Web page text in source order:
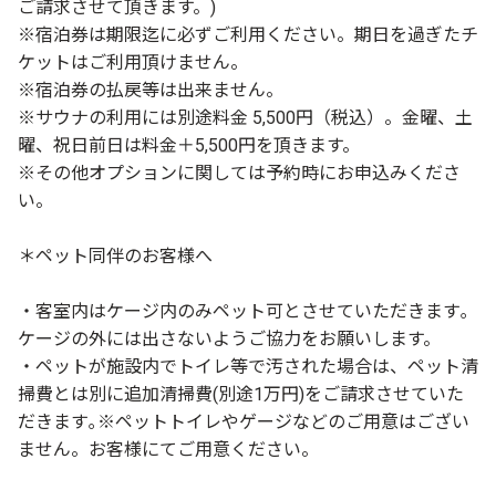
ご請求させて頂きます。)
※宿泊券は期限迄に必ずご利用ください。期日を過ぎたチ
ケットはご利用頂けません。
※宿泊券の払戻等は出来ません。
※サウナの利用には別途料金 5,500円（税込）。金曜、土
曜、祝日前日は料金＋5,500円を頂きます。
※その他オプションに関しては予約時にお申込みくださ
い。
＊ペット同伴のお客様へ
・客室内はケージ内のみペット可とさせていただきます｡
ケージの外には出さないようご協力をお願いします。
・ペットが施設内でトイレ等で汚された場合は、ペット清
掃費とは別に追加清掃費(別途1万円)をご請求させていた
だきます｡※ペットトイレやゲージなどのご用意はござい
ません。お客様にてご用意ください。